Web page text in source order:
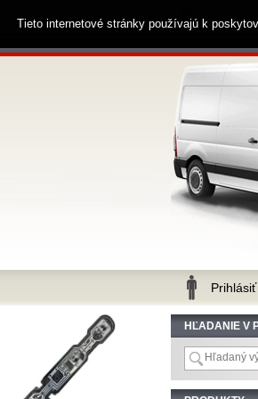
HĽADANIE V
Prihlásiť
Tieto internetové stránky používajú k